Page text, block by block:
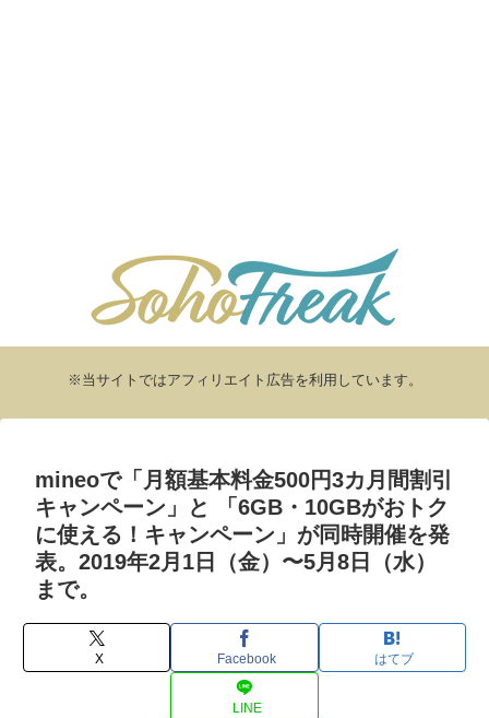
※当サイトではアフィリエイト広告を利用しています。
mineoで「月額基本料金500円3カ月間割引
キャンペーン」と 「6GB・10GBがおトク
に使える！キャンペーン」が同時開催を発
表。2019年2月1日（金）〜5月8日（水）
まで。
X Facebook はてブ
LINE